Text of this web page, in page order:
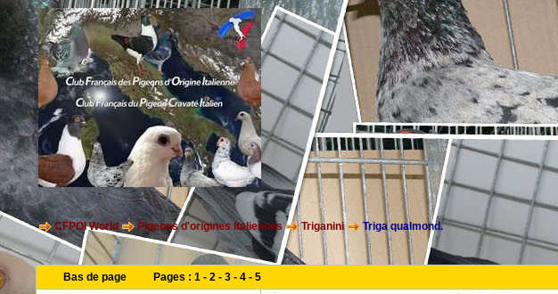
CFPOI World Pigeons d'origines Italiennes Triganini Triga qualmond.
Bas de page Pages : 1- 2- 3- 4- 5